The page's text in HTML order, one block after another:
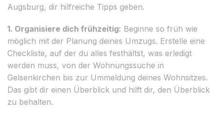
Augsburg, dir hilfreiche Tipps geben.
1. Organisiere dich frühzeitig: Beginne so früh wie
möglich mit der Planung deines Umzugs. Erstelle eine
Checkliste, auf der du alles festhältst, was erledigt
werden muss, von der Wohnungssuche in
Gelsenkirchen bis zur Ummeldung deines Wohnsitzes.
Das gibt dir einen Überblick und hilft dir, den Überblick
zu behalten.